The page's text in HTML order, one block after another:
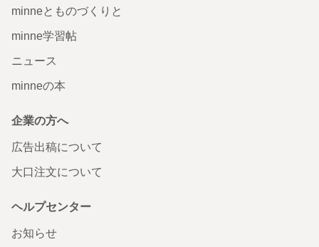
minneとものづくりと
minne学習帖
ニュース
minneの本
企業の方へ
広告出稿について
大口注文について
ヘルプセンター
お知らせ